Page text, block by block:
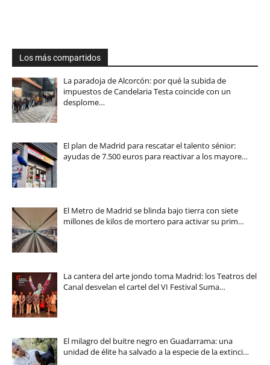
Los más compartidos
La paradoja de Alcorcón: por qué la subida de
impuestos de Candelaria Testa coincide con un
desplome…
El plan de Madrid para rescatar el talento sénior:
ayudas de 7.500 euros para reactivar a los mayore…
El Metro de Madrid se blinda bajo tierra con siete
millones de kilos de mortero para activar su prim…
La cantera del arte jondo toma Madrid: los Teatros del
Canal desvelan el cartel del VI Festival Suma…
El milagro del buitre negro en Guadarrama: una
unidad de élite ha salvado a la especie de la extinci…